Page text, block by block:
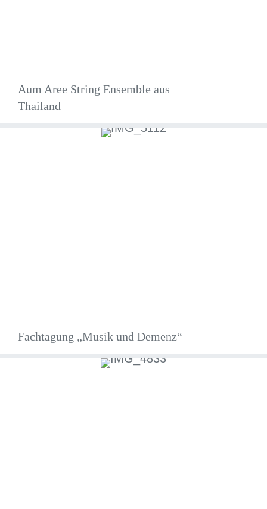
Aum Aree String Ensemble aus
Thailand
Fachtagung „Musik und Demenz“